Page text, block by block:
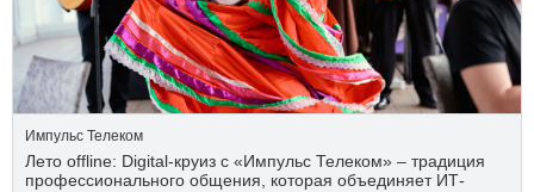
Импульс Телеком
Лето offline: Digital-круиз с «Импульс Телеком» – традиция
профессионального общения, которая объединяет ИТ-